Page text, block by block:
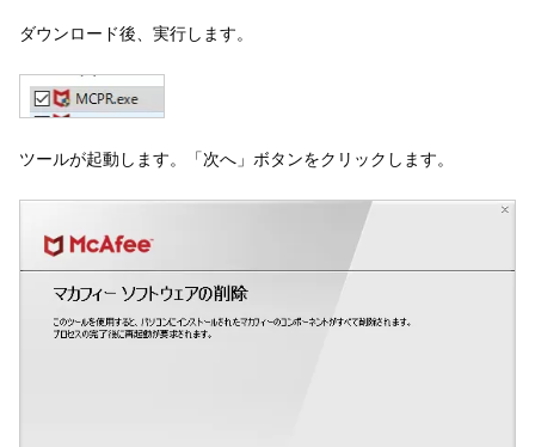
ダウンロード後、実行します。
ツールが起動します。「次へ」ボタンをクリックします。